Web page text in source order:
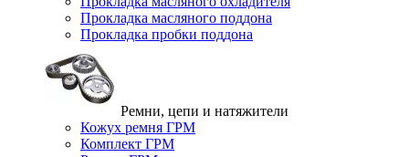
Прокладка масляного поддона
Прокладка пробки поддона
Ремни, цепи и натяжители
Кожух ремня ГРМ
Комплект ГРМ